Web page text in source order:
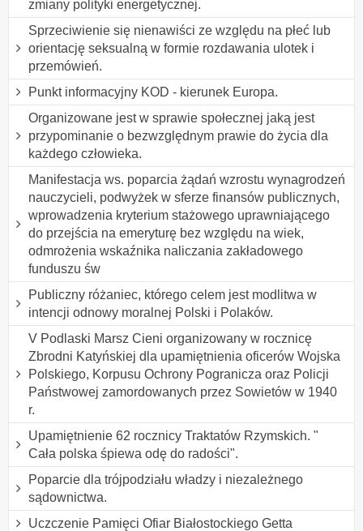
zmiany polityki energetycznej.
Sprzeciwienie się nienawiści ze względu na płeć lub
orientację seksualną w formie rozdawania ulotek i
przemówień.
Punkt informacyjny KOD - kierunek Europa.
Organizowane jest w sprawie społecznej jaką jest
przypominanie o bezwzględnym prawie do życia dla
każdego człowieka.
Manifestacja ws. poparcia żądań wzrostu wynagrodzeń
nauczycieli, podwyżek w sferze finansów publicznych,
wprowadzenia kryterium stażowego uprawniającego
do przejścia na emeryturę bez względu na wiek,
odmrożenia wskaźnika naliczania zakładowego
funduszu św
Publiczny różaniec, którego celem jest modlitwa w
intencji odnowy moralnej Polski i Polaków.
V Podlaski Marsz Cieni organizowany w rocznicę
Zbrodni Katyńskiej dla upamiętnienia oficerów Wojska
Polskiego, Korpusu Ochrony Pogranicza oraz Policji
Państwowej zamordowanych przez Sowietów w 1940
r.
Upamiętnienie 62 rocznicy Traktatów Rzymskich. "
Cała polska śpiewa odę do radości".
Poparcie dla trójpodziału władzy i niezależnego
sądownictwa.
Uczczenie Pamięci Ofiar Białostockiego Getta